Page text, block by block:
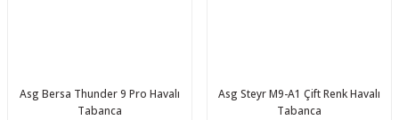
Asg Bersa Thunder 9 Pro Havalı
Tabanca
Asg Steyr M9-A1 Çift Renk Havalı
Tabanca